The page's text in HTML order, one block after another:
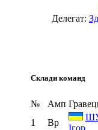
Делегат:
Склади команд
№ Амп
1
Вр
Ігор